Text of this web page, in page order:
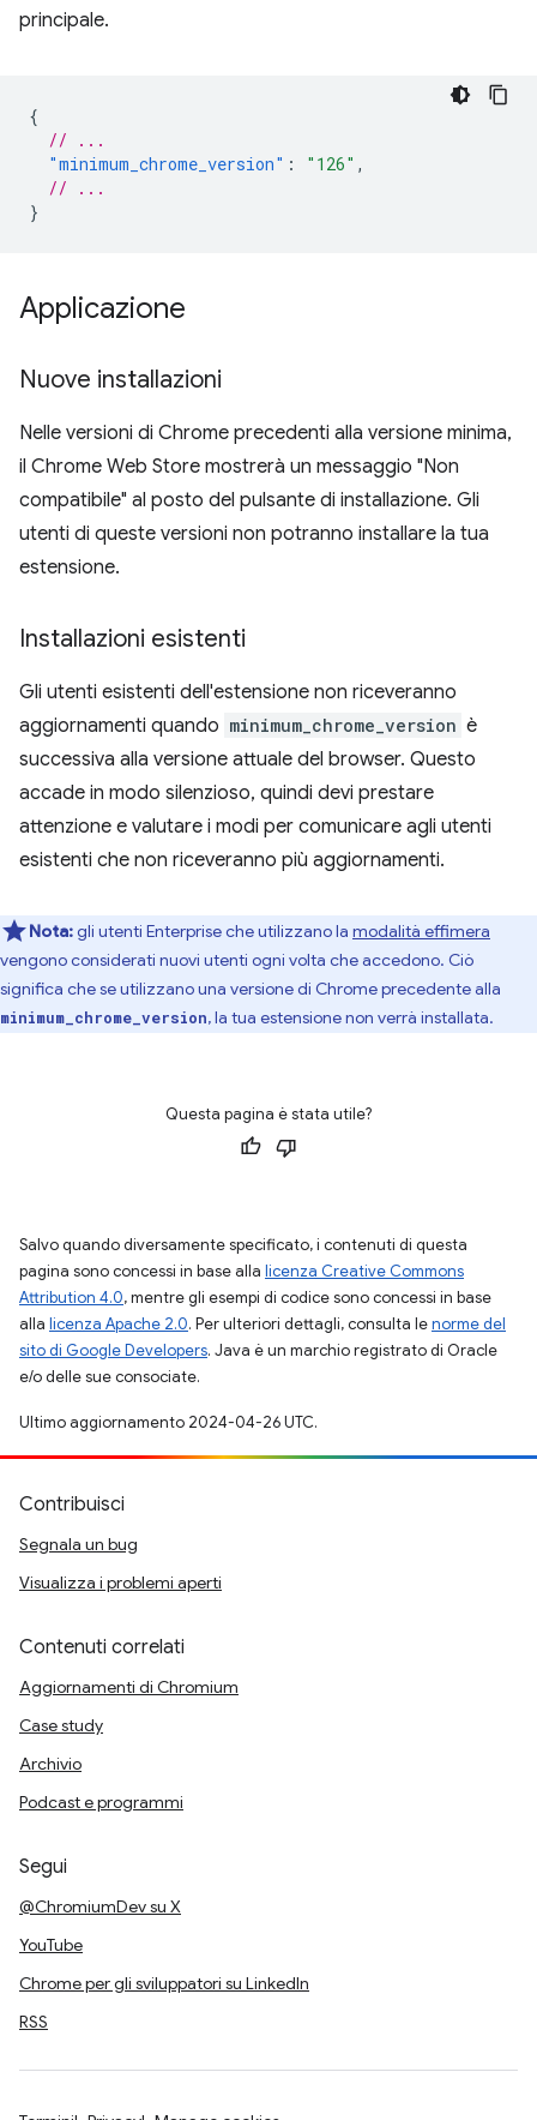
principale.
{
// ...
"minimum_chrome_version" : "126" ,
// ...
}
Applicazione
Nuove installazioni
Nelle versioni di Chrome precedenti alla versione minima,
il Chrome Web Store mostrerà un messaggio "Non
compatibile" al posto del pulsante di installazione. Gli
utenti di queste versioni non potranno installare la tua
estensione.
Installazioni esistenti
Gli utenti esistenti dell'estensione non riceveranno
aggiornamenti quando minimum_chrome_version è
successiva alla versione attuale del browser. Questo
accade in modo silenzioso, quindi devi prestare
attenzione e valutare i modi per comunicare agli utenti
esistenti che non riceveranno più aggiornamenti.
Nota:gli utenti Enterprise che utilizzano la modalità effimera
vengono considerati nuovi utenti ogni volta che accedono. Ciò
significa che se utilizzano una versione di Chrome precedente alla
minimum_chrome_version, la tua estensione non verrà installata.
Questa pagina è stata utile?
Salvo quando diversamente specificato, i contenuti di questa
pagina sono concessi in base alla licenza Creative Commons
Attribution 4.0, mentre gli esempi di codice sono concessi in base
alla licenza Apache 2.0. Per ulteriori dettagli, consulta lenorme del
sito di Google Developers. Java è un marchio registrato di Oracle
e/o delle sue consociate.
Ultimo aggiornamento 2024-04-26 UTC.
Contribuisci
Segnala un bug
Visualizza i problemi aperti
Contenuti correlati
Aggiornamenti di Chromium
Case study
Archivio
Podcast e programmi
Segui
@ChromiumDev su X
YouTube
Chrome per gli sviluppatori su LinkedIn
RSS